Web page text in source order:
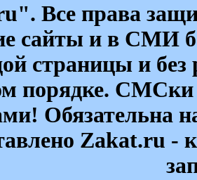
Все права
сайты и в СМИ
страницы и без
порядке. СМСки
Обязательна
Zakat.ru -